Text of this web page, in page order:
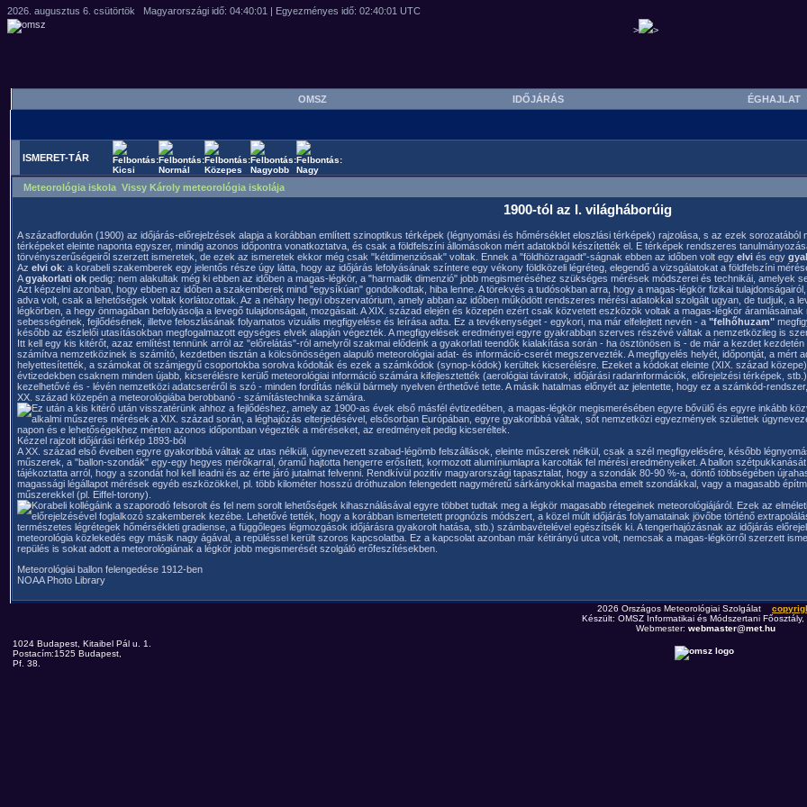
>
>
OMSZ IDŐJÁRÁS ÉGHAJLAT
ISMERET-TÁR
Meteorológia iskola Vissy Károly meteorológia iskolája
1900-tól az I. világháborúig
A századfordulón (1900) az időjárás-előrejelzések alapja a korábban említett szinoptikus térképek (légnyomási és hőmérséklet eloszlási térképek) rajzolása, s az ezek sorozatából
térképeket eleinte naponta egyszer, mindig azonos időpontra vonatkoztatva, és csak a földfelszíni állomásokon mért adatokból készítették el. E térképek rendszeres
törvényszerűségeiről szerzett ismeretek, de ezek az ismeretek ekkor még csak "kétdimenziósak" voltak. Ennek a "földhözragadt"-ságnak ebben az időben volt egy elvi és egy
Az elvi ok: a korabeli szakemberek egy jelentős része úgy látta, hogy az időjárás lefolyásának színtere egy vékony földközeli légréteg, elegendő a vizsgálatokat a földfelszíni
Agyakorlati ok pedig: nem alakultak még ki ebben az időben a magas-légkör, a "harmadik dimenzió" jobb megismeréséhez szükséges mérések módszerei és technikái, amelyek
Azt képzelni azonban, hogy ebben az időben a szakemberek mind "egysíkúan" gondolkodtak, hiba lenne. A törekvés a tudósokban arra, hogy a magas-légkör fizikai
adva volt, csak a lehetőségek voltak korlátozottak. Az a néhány hegyi obszervatórium, amely abban az időben működött rendszeres mérési adatokkal szolgált ugyan, de tudjuk, a
légkörben, a hegy önmagában befolyásolja a levegő tulajdonságait, mozgásait. A XIX. század elején és közepén ezért csak közvetett eszközök voltak a magas-légkör
sebességének, fejlődésének, illetve feloszlásának folyamatos vizuális megfigyelése és leírása adta. Ez a tevékenységet - egykori, ma már elfelejtett nevén - a "felhőhuzam"
később az észlelői utasításokban megfogalmazott egységes elvek alapján végezték. A megfigyelések eredményei egyre gyakrabban szerves részévé váltak a nemzetközileg is
Itt kell egy kis kitérőt, azaz említést tennünk arról az "előrelátás"-ról amelyről szakmai elődeink a gyakorlati teendők kialakítása során - ha ösztönösen is - de már a kezdet
számítva nemzetközinek is számító, kezdetben tisztán a kölcsönösségen alapuló meteorológiai adat- és információ-cserét megszervezték. A megfigyelés helyét, időpontját, a mért
helyettesítették, a számokat öt számjegyű csoportokba sorolva kódolták és ezek a számkódok (synop-kódok) kerültek kicserélésre. Ezeket a kódokat eleinte (XIX. század
évtizedekben csaknem minden újabb, kicserélésre kerülő meteorológiai információ számára kifejlesztették (aerológiai táviratok, időjárási radarinformációk, előrejelzési térképek,
kezelhetővé és - lévén nemzetközi adatcseréről is szó - minden fordítás nélkül bármely nyelven érthetővé tette. A másik hatalmas előnyét az jelentette, hogy ez a számkód-
XX. század közepén a meteorológiába berobbanó - számítástechnika számára.
Ez után a kis kitérő után visszatérünk ahhoz a fejlődéshez, amely az 1900-as évek első másfél évtizedében, a magas-légkör megismerésében egyre bővülő és egyre inkább
alkalmi műszeres mérések a XIX. század során, a léghajózás elterjedésével, elsősorban Európában, egyre gyakoribbá váltak, sőt nemzetközi egyezmények születtek
napon és e lehetőségekhez mérten azonos időpontban végezték a méréseket, az eredményeit pedig kicseréltek.
Kézzel rajzolt időjárási térkép 1893-ból
A XX. század első éveiben egyre gyakoribbá váltak az utas nélküli, úgynevezett szabad-légömb felszállások, eleinte műszerek nélkül, csak a szél megfigyelésére, később
műszerek, a "ballon-szondák" egy-egy hegyes mérőkarral, óramű hajtotta hengerre erősített, kormozott alumíniumlapra karcolták fel mérési eredményeiket. A ballon
tájékoztatta arról, hogy a szondát hol kell leadni és az érte járó jutalmat felvenni. Rendkívül pozitív magyarországi tapasztalat, hogy a szondák 80-90 %-a, döntő többségében
magassági légállapot mérések egyéb eszközökkel, pl. több kilométer hosszú dróthuzalon felengedett nagyméretű sárkányokkal magasba emelt szondákkal, vagy a magasabb
műszerekkel (pl. Eiffel-torony).
Korabeli kollégáink a szaporodó felsorolt és fel nem sorolt lehetőségek kihasználásával egyre többet tudtak meg a légkör magasabb rétegeinek meteorológiájáról. Ezek az
előrejelzésével foglalkozó szakemberek kezébe. Lehetővé tették, hogy a korábban ismertetett prognózis módszert, a közel múlt időjárás folyamatainak jövőbe történő
természetes légrétegek hőmérsékleti gradiense, a függőleges légmozgások időjárásra gyakorolt hatása, stb.) számbavételével egészítsék ki. A tengerhajózásnak az időjárás
meteorológia közlekedés egy másik nagy ágával, a repüléssel került szoros kapcsolatba. Ez a kapcsolat azonban már kétirányú utca volt, nemcsak a magas-légkörről szerzett
repülés is sokat adott a meteorológiának a légkör jobb megismerését szolgáló erőfeszítésekben.
Meteorológiai ballon felengedése 1912-ben
NOAA Photo Library
2026 Országos Meteorológiai Szolgálat
Készült: OMSZ Informatikai és Módszertani Főosztály,
Webmester: webmaster@met.hu
1024 Budapest, Kitaibel Pál u. 1.
Postacím:1525 Budapest,
Pf. 38.